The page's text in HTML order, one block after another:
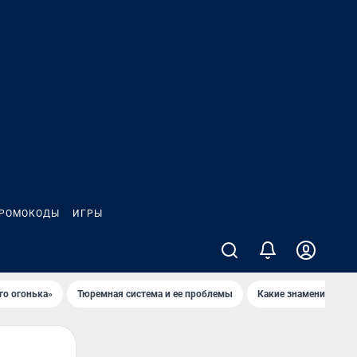
ИГРЫ
огонька» Тюремная система и ее проблемы Какие знаменитости